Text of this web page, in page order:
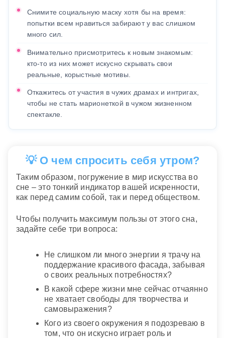
Снимите социальную маску хотя бы на время:
попытки всем нравиться забирают у вас слишком
много сил.
Внимательно присмотритесь к новым знакомым:
кто-то из них может искусно скрывать свои
реальные, корыстные мотивы.
Откажитесь от участия в чужих драмах и интригах,
чтобы не стать марионеткой в чужом жизненном
спектакле.
💡 О чем спросить себя утром?
Таким образом, погружение в мир искусства во
сне – это тонкий индикатор вашей искренности,
как перед самим собой, так и перед обществом.
Чтобы получить максимум пользы от этого сна,
задайте себе три вопроса:
Не слишком ли много энергии я трачу на
поддержание красивого фасада, забывая
о своих реальных потребностях?
В какой сфере жизни мне сейчас отчаянно
не хватает свободы для творчества и
самовыражения?
Кого из своего окружения я подозреваю в
том, что он искусно играет роль и